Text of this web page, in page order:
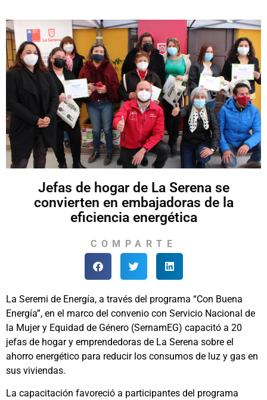
Jefas de hogar de La Serena se
convierten en embajadoras de la
eficiencia energética
COMPARTE
La Seremi de Energía, a través del programa “Con Buena
Energía”, en el marco del convenio con Servicio Nacional de
la Mujer y Equidad de Género (SernamEG) capacitó a 20
jefas de hogar y emprendedoras de La Serena sobre el
ahorro energético para reducir los consumos de luz y gas en
sus viviendas.
La capacitación favoreció a participantes del programa